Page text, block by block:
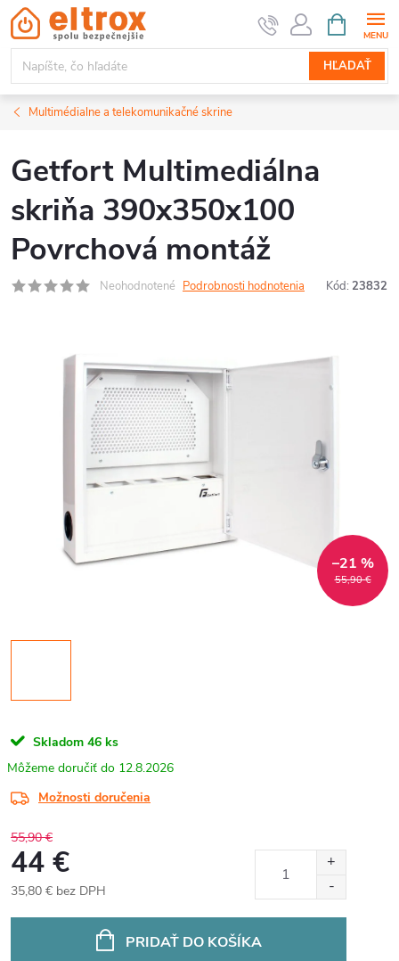
Prejsť
na
obsah
HĽADAŤ
KOŠÍK
Multimédialne a telekomunikačné skrine
Getfort Multimediálna
skriňa 390x350x100
Povrchová montáž
Neohodnotené Podrobnosti hodnotenia Kód: 23832
55,90 €
–21 %
Skladom 46 ks
12.8.2026
Možnosti doručenia
55,90 €
44 €
35,80 € bez DPH
PRIDAŤ DO KOŠÍKA